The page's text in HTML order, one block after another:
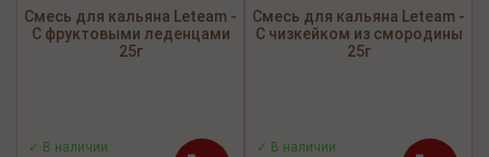
Смесь для кальяна Leteam -
С фруктовыми леденцами
25г
✓ В наличии
Смесь для кальяна Leteam -
С чизкейком из смородины
25г
✓ В наличии